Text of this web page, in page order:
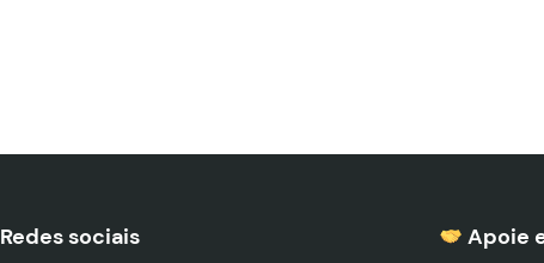
Redes sociais Apoie